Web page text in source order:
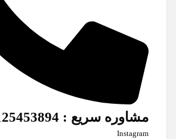
مشاوره سریع : 09125453894
Instagram